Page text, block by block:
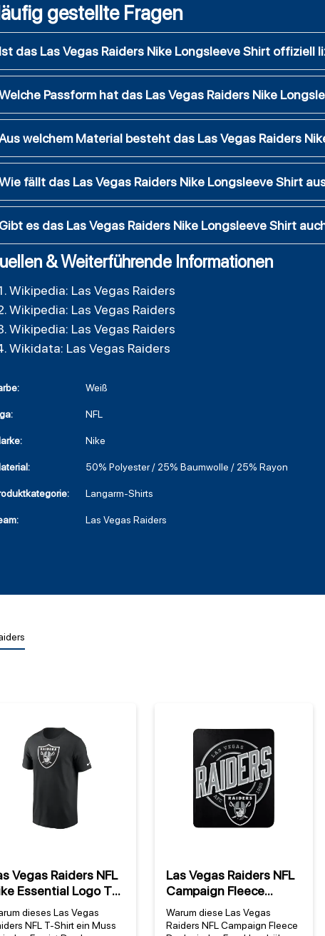
gestellte Fragen
Ist das Las Vegas Raiders Nike Longsleeve Shirt offiziell
Passform hat das Las Vegas Raiders Nike
welchem Material besteht das Las Vegas Raiders
fällt das Las Vegas Raiders Nike Longsleeve Shirt
Gibt es das Las Vegas Raiders Nike Longsleeve Shirt
& Weiterführende Informationen
Wikipedia: Las Vegas Raiders
Wikipedia: Las Vegas Raiders
Wikipedia: Las Vegas Raiders
Wikidata: Las Vegas Raiders
Weiß
NFL
Nike
50% Polyester / 25% Baumwolle / 25% Rayon
Langarm-Shirts
Las Vegas Raiders
Vegas Raiders NFL
Essential Logo T-
Schwarz
dieses Las Vegas
NFL T-Shirt ein Muss
Las Vegas Raiders NFL
Campaign Fleece
Decke
Warum diese Las Vegas
Raiders NFL Campaign Fleece